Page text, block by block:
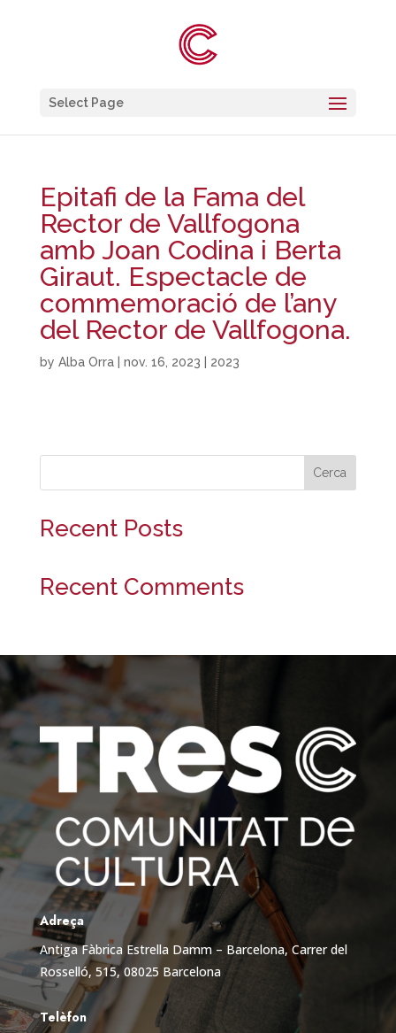
Select Page
Epitafi de la Fama del
Rector de Vallfogona
amb Joan Codina i Berta
Giraut. Espectacle de
commemoració de l’any
del Rector de Vallfogona.
by Alba Orra| nov. 16, 2023 2023
Cerca
Recent Posts
Recent Comments
Adreça
Antiga Fàbrica Estrella Damm – Barcelona,Carrer del
Rosselló, 515, 08025 Barcelona
Telèfon